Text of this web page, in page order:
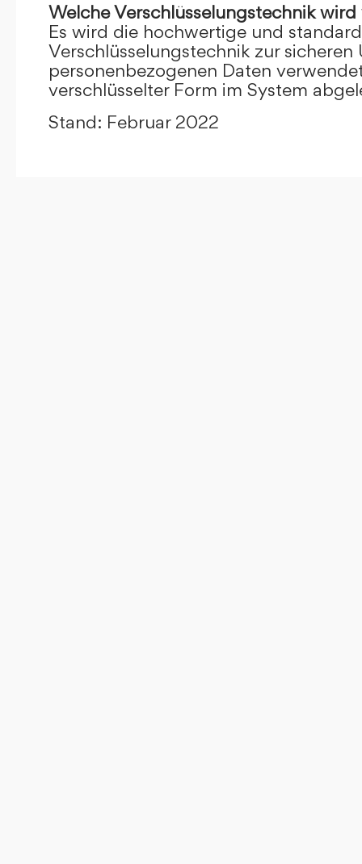
Welche Verschlüsselungstechnik
Es wird die hochwertige und
Verschlüsselungstechnik zur
personenbezogenen Daten
verschlüsselter Form im System
Stand: Februar 2022